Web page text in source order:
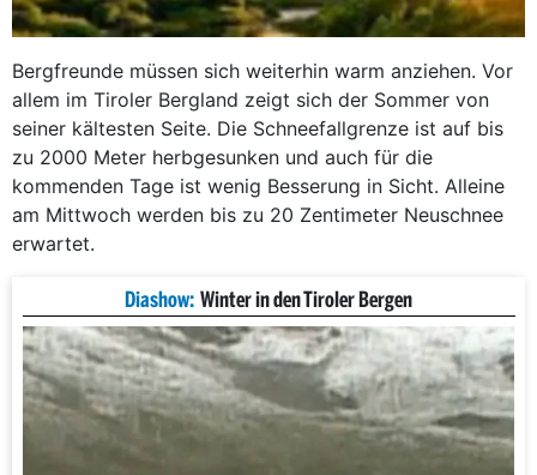
Bergfreunde müssen sich weiterhin warm anziehen. Vor
allem im Tiroler Bergland zeigt sich der Sommer von
seiner kältesten Seite. Die Schneefallgrenze ist auf bis
zu 2000 Meter herbgesunken und auch für die
kommenden Tage ist wenig Besserung in Sicht. Alleine
am Mittwoch werden bis zu 20 Zentimeter Neuschnee
erwartet.
Diashow: Winter in den Tiroler Bergen